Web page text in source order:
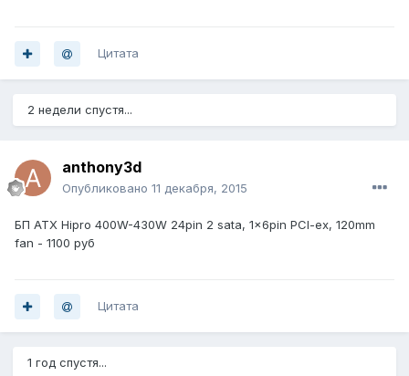
Цитата
2 недели спустя...
anthony3d
Опубликовано 11 декабря, 2015
БП ATX Hipro 400W-430W 24pin 2 sata, 1x6pin PCI-ex, 120mm
fan - 1100 руб
Цитата
1 год спустя...